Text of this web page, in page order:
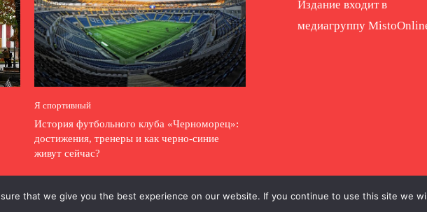
Я спортивный
История футбольного клуба «Черноморец»:
достижения, тренеры и как черно-синие
живут сейчас?
Издание входит в
медиагруппу
that we give you the best experience on our website. If you continue to use this site we